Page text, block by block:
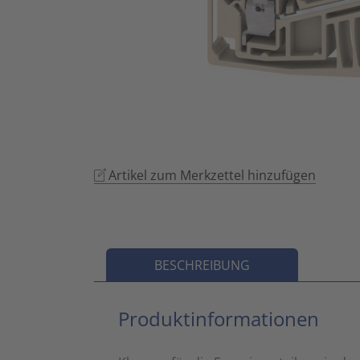
Artikel zum Merkzettel hinzufügen
BESCHREIBUNG
Produktinformationen